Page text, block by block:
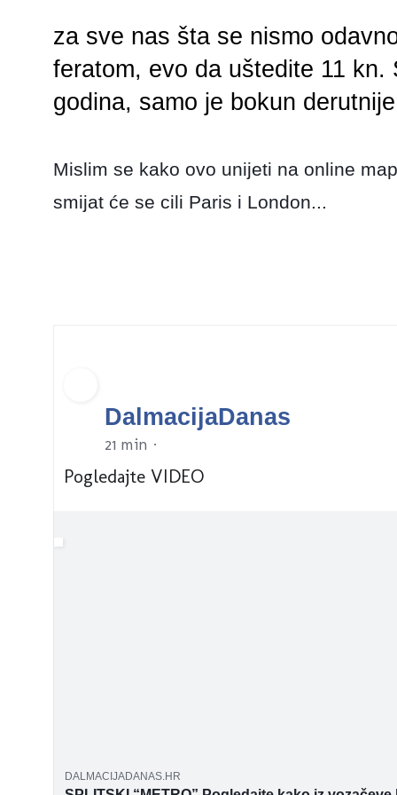
za sve nas šta se nismo
feratom, evo da uštedite 11
godina, samo je bokun
Mislim se kako ovo unijeti na online
smijat će se cili Paris i London...
DalmacijaDanas
21 min ·
Pogledajte VIDEO
DALMACIJADANAS.HR